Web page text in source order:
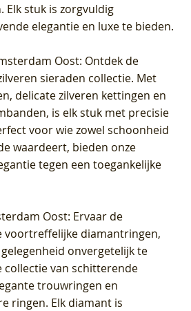
Elk stuk is zorgvuldig
elegantie en luxe te bieden.
Oost: Ontdek de
sieraden collectie. Met
delicate zilveren kettingen en
is elk stuk met precisie
voor wie zowel schoonheid
waardeert, bieden onze
tegen een toegankelijke
Oost: Ervaar de
voortreffelijke diamantringen,
onvergetelijk te
collectie van schitterende
trouwringen en
ringen. Elk diamant is